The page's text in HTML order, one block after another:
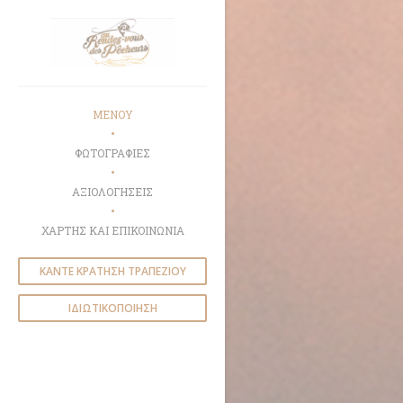
ΜΕΝΟΎ
ΦΩΤΟΓΡΑΦΊΕΣ
ΑΞΙΟΛΟΓΉΣΕΙΣ
ΧΆΡΤΗΣ ΚΑΙ ΕΠΙΚΟΙΝΩΝΊΑ
ΚΆΝΤΕ ΚΡΆΤΗΣΗ ΤΡΑΠΕΖΙΟΎ
ΙΔΙΩΤΙΚΟΠΟΊΗΣΗ